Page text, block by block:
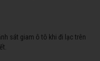
sát giam ô tô khi đi lạc trên